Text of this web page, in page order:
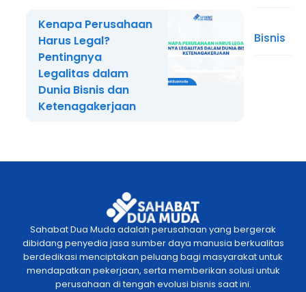
Kenapa Perusahaan
Harus Legal?
Pentingnya
Legalitas dalam
Dunia Bisnis dan
Ketenagakerjaan
Bisnis
Sahabat Dua Muda adalah perusahaan yang bergerak
dibidang penyedia jasa sumber daya manusia berkualitas
berdedikasi menciptakan peluang bagi masyarakat untuk
mendapatkan pekerjaan, serta memberikan solusi untuk
perusahaan di tengah evolusi bisnis saat ini.